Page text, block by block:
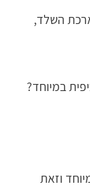
השלד,
במיוחד?
וזאת